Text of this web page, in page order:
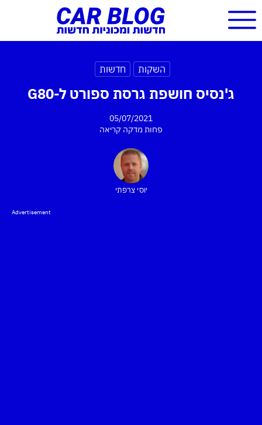
השקות חדשות
ג'נסיס חושפת גרסת ספורט ל-G80
05/07/2021
פחות מדקה קריאה
יוסי צרפתי
Advertisement